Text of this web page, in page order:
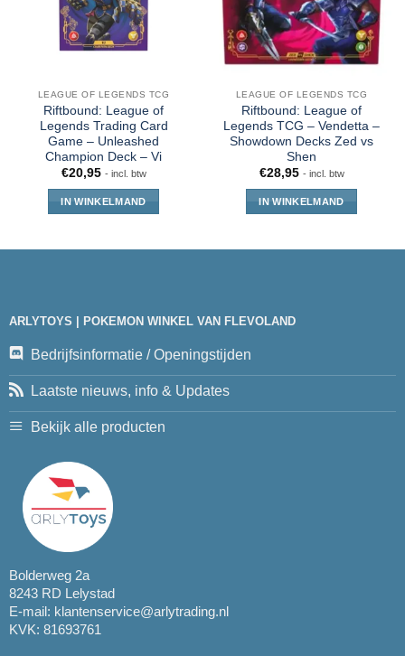
LEAGUE OF LEGENDS TCG
Riftbound: League of
Legends Trading Card
Game – Unleashed
Champion Deck – Vi
€20,95 - incl. btw
IN WINKELMAND
LEAGUE OF LEGENDS TCG
Riftbound: League of
Legends TCG – Vendetta –
Showdown Decks Zed vs
Shen
€28,95 - incl. btw
IN WINKELMAND
ARLYTOYS | POKEMON WINKEL VAN FLEVOLAND
Bedrijfsinformatie / Openingstijden
Laatste nieuws, info & Updates
Bekijk alle producten
Bolderweg 2a
8243 RD Lelystad
E-mail: klantenservice@arlytrading.nl
KVK: 81693761